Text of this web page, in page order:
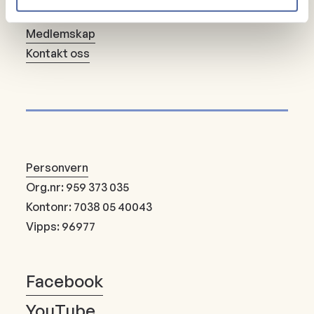
Medlemskap
Kontakt oss
Personvern
Org.nr: 959 373 035
Kontonr: 7038 05 40043
Vipps: 96977
Facebook